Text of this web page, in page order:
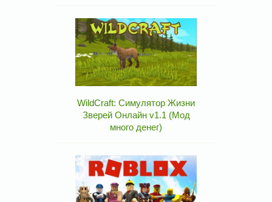
WildCraft: Симулятор Жизни
Зверей Онлайн v1.1 (Мод
много денег)